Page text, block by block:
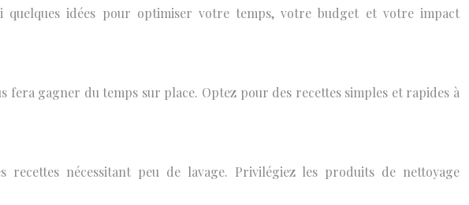
quelques idées pour optimiser votre temps, votre budget et votre impact
fera gagner du temps sur place. Optez pour des recettes simples et rapides à
nécessitant peu de lavage. Privilégiez les produits de nettoyage